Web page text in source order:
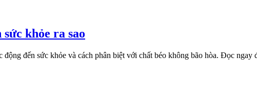
khỏe ra sao
đến sức khỏe và cách phân biệt với chất béo không bão hòa. Đọc ngay